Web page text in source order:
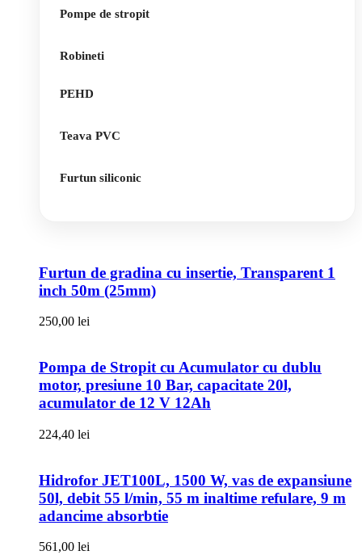
Pompe de stropit
Robineti
PEHD
Teava PVC
Furtun siliconic
Furtun de gradina cu insertie, Transparent 1
inch 50m (25mm)
250,00 lei
Pompa de Stropit cu Acumulator cu dublu
motor, presiune 10 Bar, capacitate 20l,
acumulator de 12 V 12Ah
224,40 lei
Hidrofor JET100L, 1500 W, vas de expansiune
50l, debit 55 l/min, 55 m inaltime refulare, 9 m
adancime absorbtie
561,00 lei